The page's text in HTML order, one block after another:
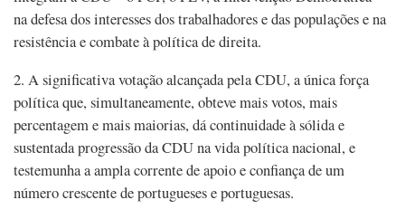
na defesa dos interesses dos trabalhadores e das populações e na
resistência e combate à política de direita.
2. A significativa votação alcançada pela CDU, a única força
política que, simultaneamente, obteve mais votos, mais
percentagem e mais maiorias, dá continuidade à sólida e
sustentada progressão da CDU na vida política nacional, e
testemunha a ampla corrente de apoio e confiança de um
número crescente de portugueses e portuguesas.